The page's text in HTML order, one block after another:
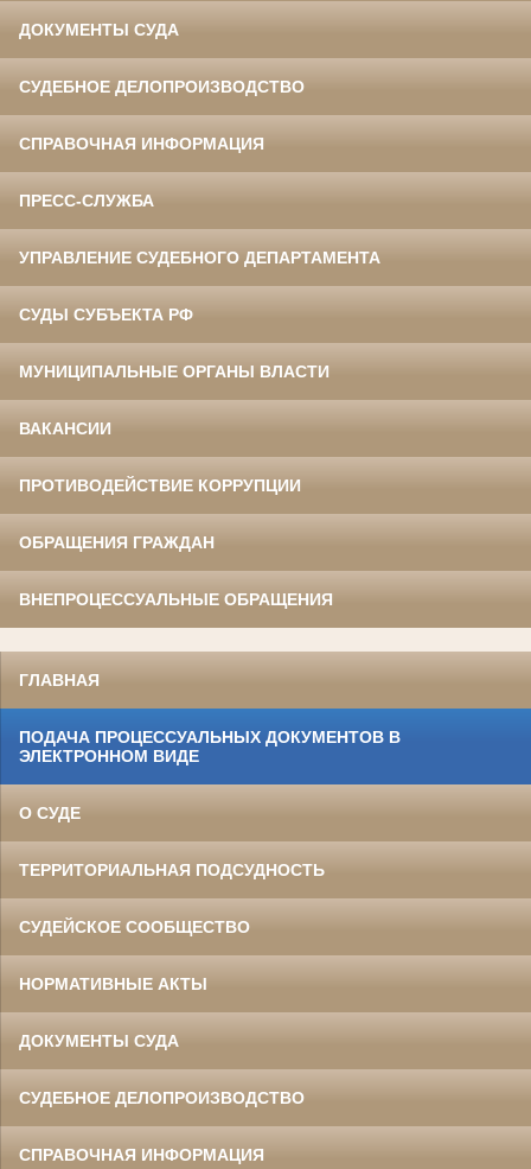
ДОКУМЕНТЫ СУДА
СУДЕБНОЕ ДЕЛОПРОИЗВОДСТВО
СПРАВОЧНАЯ ИНФОРМАЦИЯ
ПРЕСС-СЛУЖБА
УПРАВЛЕНИЕ СУДЕБНОГО ДЕПАРТАМЕНТА
СУДЫ СУБЪЕКТА РФ
МУНИЦИПАЛЬНЫЕ ОРГАНЫ ВЛАСТИ
ВАКАНСИИ
ПРОТИВОДЕЙСТВИЕ КОРРУПЦИИ
ОБРАЩЕНИЯ ГРАЖДАН
ВНЕПРОЦЕССУАЛЬНЫЕ ОБРАЩЕНИЯ
ГЛАВНАЯ
ПОДАЧА ПРОЦЕССУАЛЬНЫХ ДОКУМЕНТОВ В
ЭЛЕКТРОННОМ ВИДЕ
О СУДЕ
ТЕРРИТОРИАЛЬНАЯ ПОДСУДНОСТЬ
СУДЕЙСКОЕ СООБЩЕСТВО
НОРМАТИВНЫЕ АКТЫ
ДОКУМЕНТЫ СУДА
СУДЕБНОЕ ДЕЛОПРОИЗВОДСТВО
СПРАВОЧНАЯ ИНФОРМАЦИЯ